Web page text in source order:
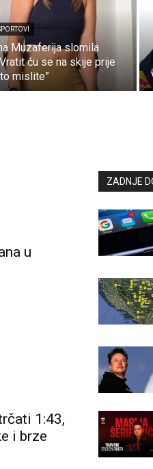
Muzaferija slomila
ću se na skije prije
mislite”
u
1:43,
i brze
ZADNJE